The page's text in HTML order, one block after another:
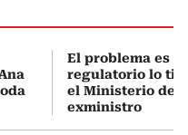
El problema es
regulatorio lo
el Ministerio de
exministro